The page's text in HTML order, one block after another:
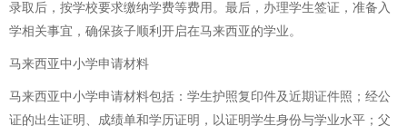
录取后，按学校要求缴纳学费等费用。最后，办理学生签证，准备入
学相关事宜，确保孩子顺利开启在马来西亚的学业。
马来西亚中小学申请材料
马来西亚中小学申请材料包括：学生护照复印件及近期证件照；经公
证的出生证明、成绩单和学历证明，以证明学生身份与学业水平；父